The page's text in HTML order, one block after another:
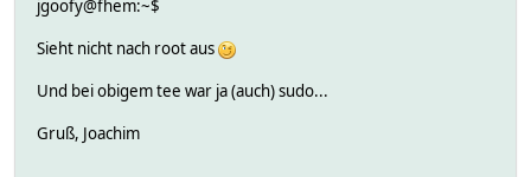
jgoofy@fhem:~$
Sieht nicht nach root aus
Und bei obigem tee war ja (auch) sudo...
Gruß, Joachim